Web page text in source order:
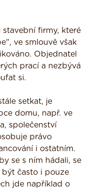
firmy, které
ve smlouvě však
Objednatel
prací a nezbývá
si.
setkat, je
domu, např. ve
společenství
právo
i ostatním.
se s ním hádali, se
být často i pouze
jde například o